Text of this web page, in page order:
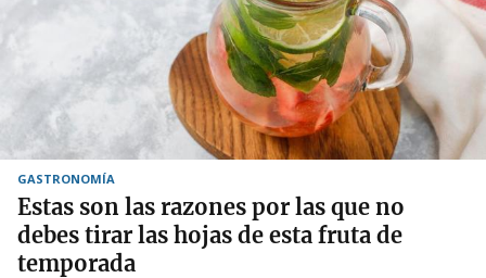
GASTRONOMÍA
Estas son las razones por las que no
debes tirar las hojas de esta fruta de
temporada